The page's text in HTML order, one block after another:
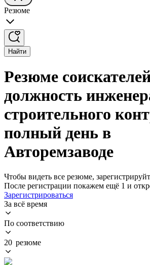
Резюме
Найти
Резюме
должность
строительного
полный день в
Авторемзаводе
Чтобы видеть все резюме,
После регистрации покажем ещё 1 и
Зарегистрироваться
За всё время
По соответствию
20 резюме